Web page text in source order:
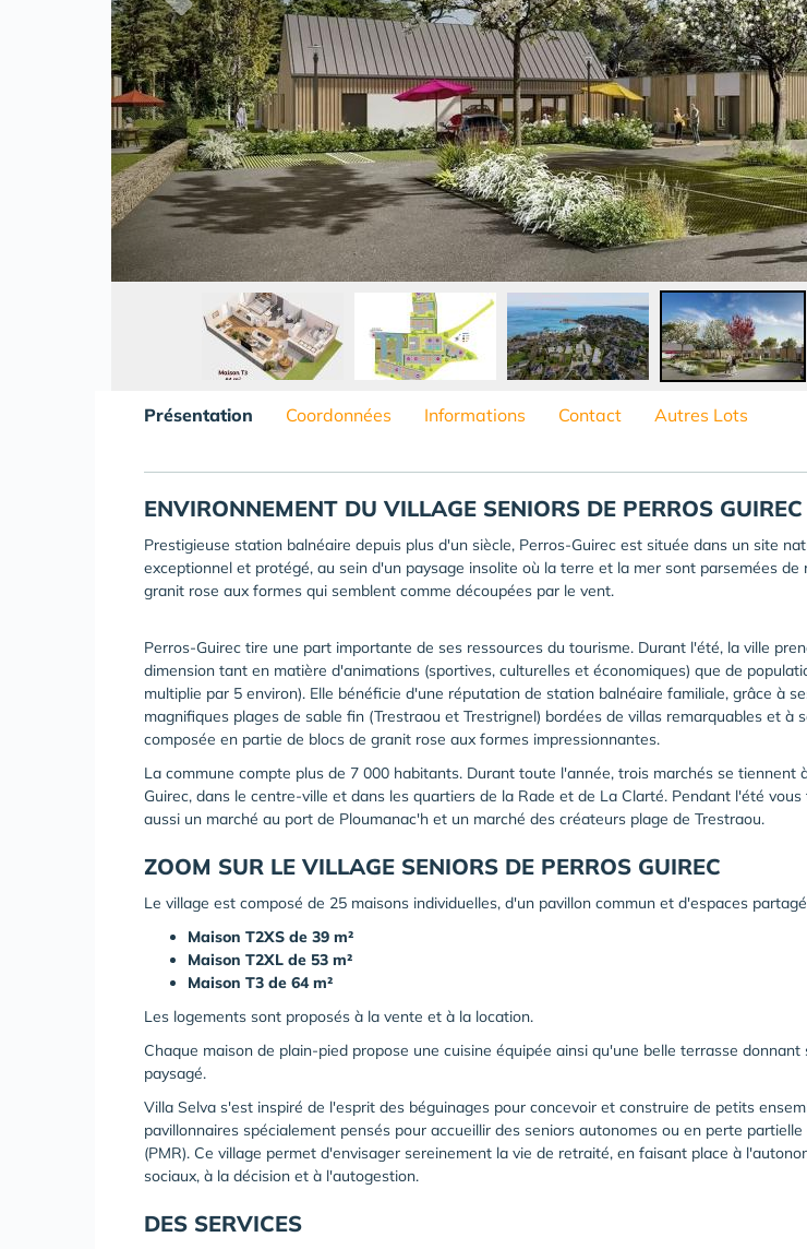
Présentation Coordonnées Informations Contact Autres Lots
ENVIRONNEMENT DU VILLAGE SENIORS DE PERROS GUIREC
Prestigieuse station balnéaire depuis plus d'un siècle, Perros-Guirec est située dans un site
exceptionnel et protégé, au sein d'un paysage insolite où la terre et la mer sont parsemées de
granit rose aux formes qui semblent comme découpées par le vent.
Perros-Guirec tire une part importante de ses ressources du tourisme. Durant l'été, la ville
dimension tant en matière d'animations (sportives, culturelles et économiques) que de
multiplie par 5 environ). Elle bénéficie d'une réputation de station balnéaire familiale, grâce à
magnifiques plages de sable fin (Trestraou et Trestrignel) bordées de villas remarquables et à
composée en partie de blocs de granit rose aux formes impressionnantes.
La commune compte plus de 7 000 habitants. Durant toute l'année, trois marchés se tiennent
Guirec, dans le centre-ville et dans les quartiers de la Rade et de La Clarté. Pendant l'été
aussi un marché au port de Ploumanac'h et un marché des créateurs plage de Trestraou.
ZOOM SUR LE VILLAGE SENIORS DE PERROS GUIREC
Le village est composé de 25 maisons individuelles, d'un pavillon commun et d'espaces
Maison T2XS de 39 m²
Maison T2XL de 53 m²
Maison T3 de 64 m²
Les logements sont proposés à la vente et à la location.
Chaque maison de plain-pied propose une cuisine équipée ainsi qu'une belle terrasse donnant
paysagé.
Villa Selva s'est inspiré de l'esprit des béguinages pour concevoir et construire de petits
pavillonnaires spécialement pensés pour accueillir des seniors autonomes ou en perte
(PMR). Ce village permet d'envisager sereinement la vie de retraité, en faisant place à
sociaux, à la décision et à l'autogestion.
DES SERVICES